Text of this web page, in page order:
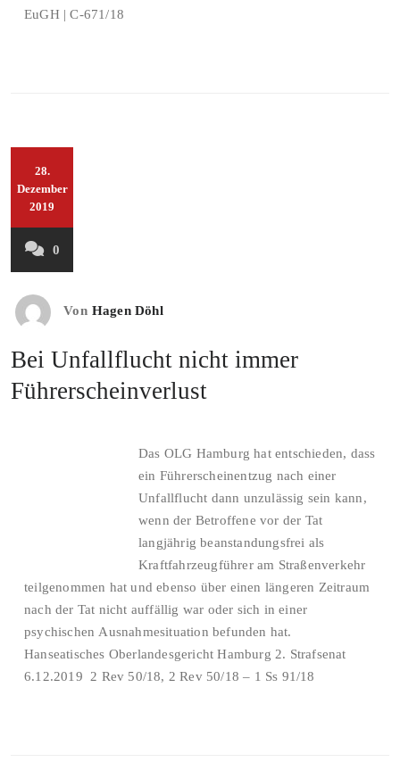
EuGH | C-671/18
28.
Dezember
2019
0
Von Hagen Döhl
Bei Unfallflucht nicht immer
Führerscheinverlust
Das OLG Hamburg hat entschieden, dass
ein Führerscheinentzug nach einer
Unfallflucht dann unzulässig sein kann,
wenn der Betroffene vor der Tat
langjährig beanstandungsfrei als
Kraftfahrzeugführer am Straßenverkehr
teilgenommen hat und ebenso über einen längeren Zeitraum
nach der Tat nicht auffällig war oder sich in einer
psychischen Ausnahmesituation befunden hat.
Hanseatisches Oberlandesgericht Hamburg 2. Strafsenat
6.12.2019 2 Rev 50/18, 2 Rev 50/18 – 1 Ss 91/18